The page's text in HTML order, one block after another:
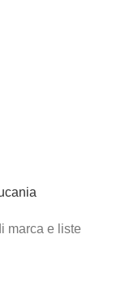
marca e liste